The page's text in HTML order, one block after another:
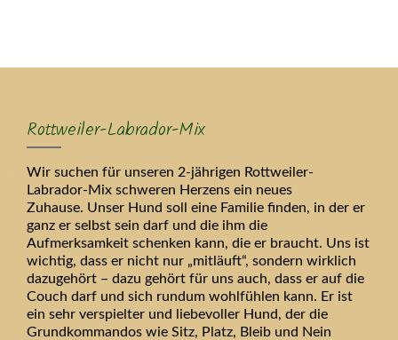
Rottweiler-Labrador-Mix
Wir suchen für unseren 2-jährigen Rottweiler-
Labrador-Mix schweren Herzens ein neues
Zuhause. Unser Hund soll eine Familie finden, in der er
ganz er selbst sein darf und die ihm die
Aufmerksamkeit schenken kann, die er braucht. Uns ist
wichtig, dass er nicht nur „mitläuft“, sondern wirklich
dazugehört – dazu gehört für uns auch, dass er auf die
Couch darf und sich rundum wohlfühlen kann. Er ist
ein sehr verspielter und liebevoller Hund, der die
Grundkommandos wie Sitz, Platz, Bleib und Nein